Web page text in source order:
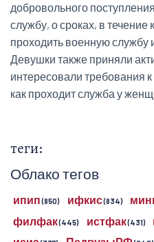
добровольного
службу, о сроках, в течение
проходить военную службу
Девушки также приняли
интересовали требования
как проходит служба у
теги:
Облако тегов
ипип(850) ифкис(834)
филфак(445) истфак(431)